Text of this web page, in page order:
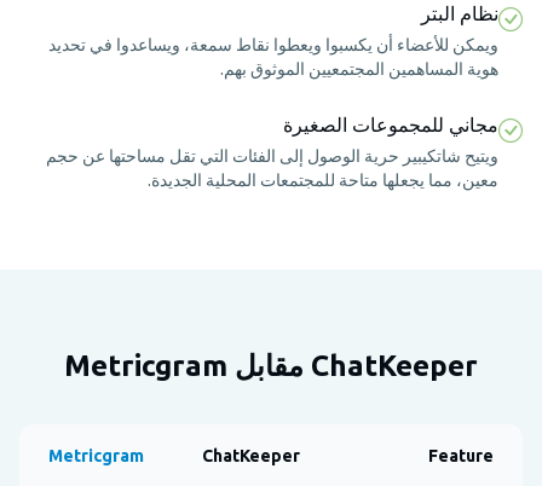
نظام البتر
ويمكن للأعضاء أن يكسبوا ويعطوا نقاط سمعة، ويساعدوا في تحديد
هوية المساهمين المجتمعيين الموثوق بهم.
مجاني للمجموعات الصغيرة
ويتيح شاتكيبير حرية الوصول إلى الفئات التي تقل مساحتها عن حجم
معين، مما يجعلها متاحة للمجتمعات المحلية الجديدة.
ChatKeeper مقابل Metricgram
Feature
ChatKeeper
Metricgram